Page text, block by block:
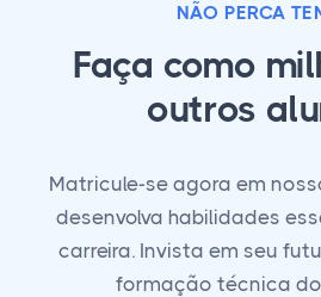
NÃO PERCA
Faça como
outros
Matricule-se agora em
desenvolva habilidades
carreira. Invista em seu
formação técnica